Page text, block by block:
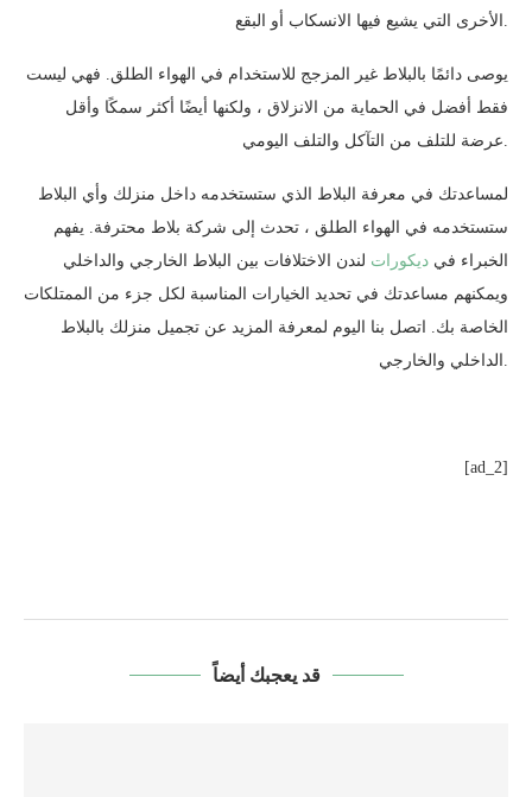
الأخرى التي يشيع فيها الانسكاب أو البقع.
يوصى دائمًا بالبلاط غير المزجج للاستخدام في الهواء الطلق. فهي ليست
فقط أفضل في الحماية من الانزلاق ، ولكنها أيضًا أكثر سمكًا وأقل
عرضة للتلف من التآكل والتلف اليومي.
لمساعدتك في معرفة البلاط الذي ستستخدمه داخل منزلك وأي البلاط
ستستخدمه في الهواء الطلق ، تحدث إلى شركة بلاط محترفة. يفهم
الخبراء في ديكورات لندن الاختلافات بين البلاط الخارجي والداخلي
ويمكنهم مساعدتك في تحديد الخيارات المناسبة لكل جزء من الممتلكات
الخاصة بك. اتصل بنا اليوم لمعرفة المزيد عن تجميل منزلك بالبلاط
الداخلي والخارجي.
[ad_2]
قد يعجبك أيضاً